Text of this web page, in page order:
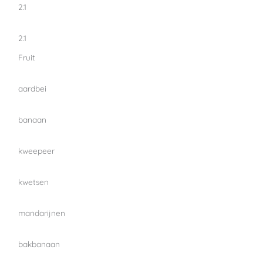
2.1
2.1
Fruit
aardbei
banaan
kweepeer
kwetsen
mandarijnen
bakbanaan